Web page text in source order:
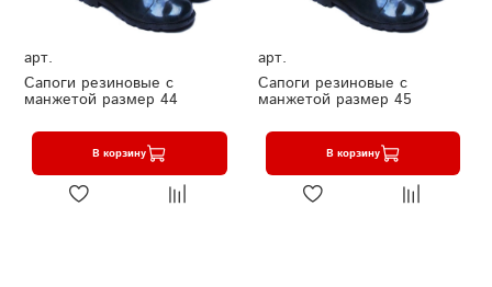
арт.
Сапоги резиновые с
манжетой размер 44
В корзину
арт.
Сапоги резиновые с
манжетой размер 45
В корзину